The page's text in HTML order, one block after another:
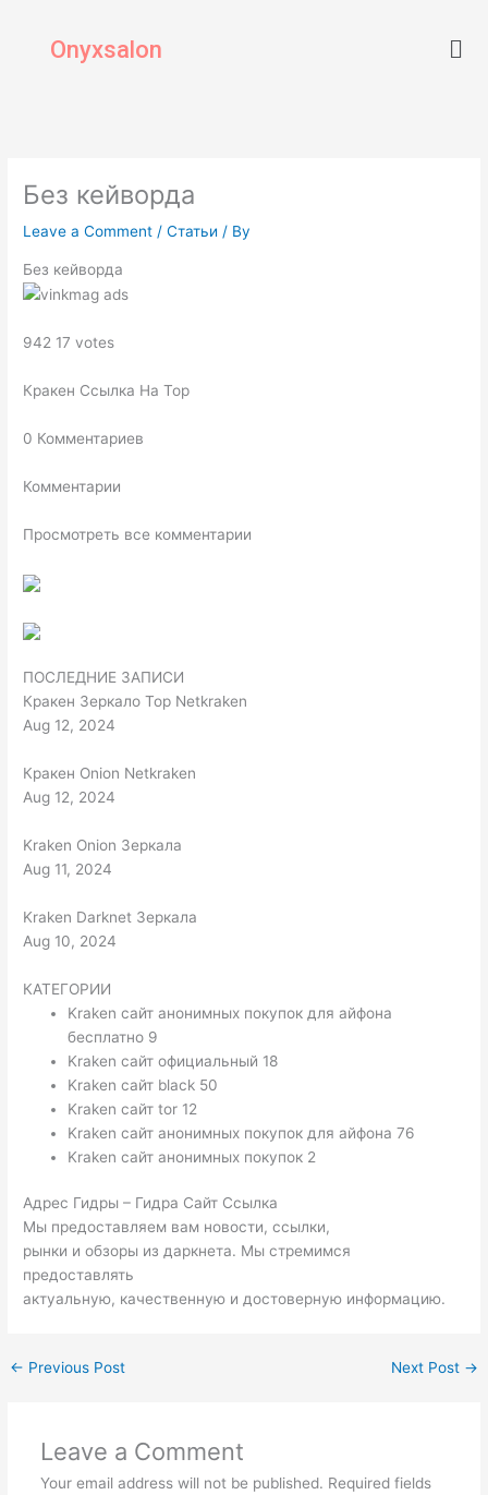
contentOnyxsalon
Без кейворда
Leave a Comment /Статьи / By
Без кейворда
942 17 votes
Кракен Ссылка На Тор
0 Комментариев
Комментарии
Просмотреть все комментарии
ПОСЛЕДНИЕ ЗАПИСИ
Кракен Зеркало Тор Netkraken
Aug 12, 2024
Кракен Onion Netkraken
Aug 12, 2024
Kraken Onion Зеркала
Aug 11, 2024
Kraken Darknet Зеркала
Aug 10, 2024
КАТЕГОРИИ
Kraken сайт анонимных покупок для айфона
бесплатно 9
Kraken сайт официальный 18
Kraken сайт black 50
Kraken сайт tor 12
Kraken сайт анонимных покупок для айфона 76
Kraken сайт анонимных покупок 2
Адрес Гидры – Гидра Сайт Ссылка
Мы предоставляем вам новости, ссылки,
рынки и обзоры из даркнета. Мы стремимся
предоставлять
актуальную, качественную и достоверную информацию.
← Previous Post Next Post →
Leave a Comment
Your email address will not be published. Required fields